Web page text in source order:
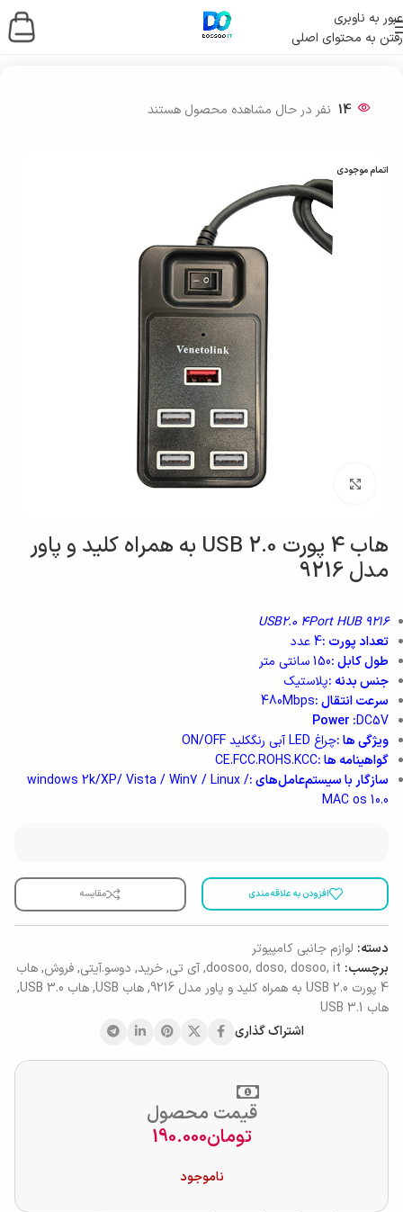
عبور به ناوبری
رفتن به محتوای اصلی
خانه/ لوازم جانبی کامپیوتر
14 نفر در حال مشاهده محصول هستند
اتمام موجودی
بزرگنمایی تصویر
هاب 4 پورت USB 2.0 به همراه کلید و پاور
مدل 9216
9216 USB2.0 4Port HUB
تعداد پورت :4 عدد
طول کابل :150 سانتی متر
جنس بدنه :پلاستیک
سرعت انتقال :480Mbps
Power :DC5V
ویژگی ها :چراغ LED آبی رنگکلید ON/OFF
گواهینامه ها :CE.FCC.ROHS.KCC
سازگار با سیستم‌عامل‌های :windows 2k/XP/ Vista / Win7 / Linux /
MAC os 10.0
افزودن به علاقه مندی مقایسه
دسته: لوازم جانبی کامپیوتر
برچسب:
doosoo, doso, dosoo, it
,آی تی,خرید, دوسو.آیتی,فروش,هاب
4 پورت USB 2.0 به همراه کلید و پاور مدل 9216
,هاب USB ,هاب USB 3.0
,
هاب USB 3.1
اشتراک گذاری
قیمت محصول
تومان190.000
ناموجود